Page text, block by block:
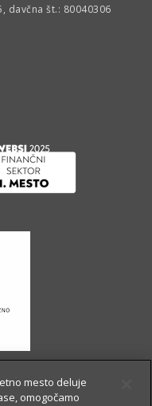
davčna št.: 80040306
mesto deluje
omogočamo